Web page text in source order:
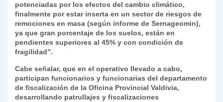
potenciadas por los efectos del cambio climático,
finalmente por estar inserta en un sector de riesgos de
remociones en masa (según informe de Sernageomin),
ya que gran porcentaje de los suelos, están en
pendientes superiores al 45% y con condición de
fragilidad”.
Cabe señalar, que en el operativo llevado a cabo,
participan funcionarios y funcionarias del departamento
de fiscalización de la Oficina Provincial Valdivia,
desarrollando patrullajes y fiscalizaciones